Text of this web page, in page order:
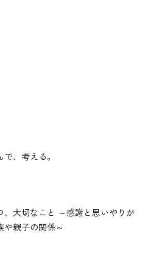
、考える。
、大切なこと ～感謝と思いやりが
親子の関係～